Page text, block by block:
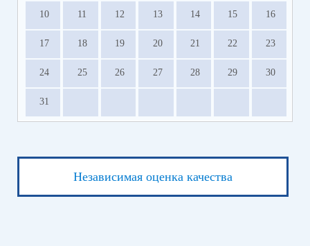
10 11 12 13 14 15 16
17 18 19 20 21 22 23
24 25 26 27 28 29 30
31
Независимая оценка качества